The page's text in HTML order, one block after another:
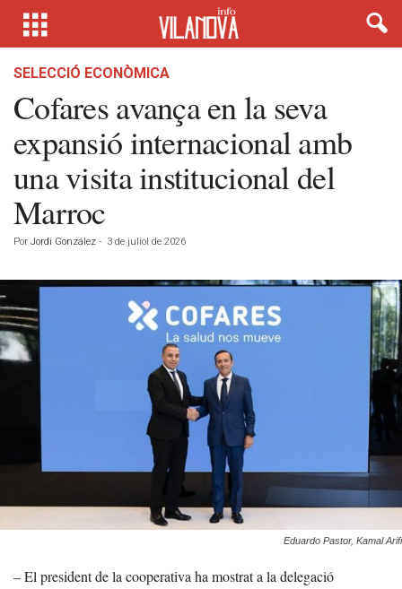
SELECCIÓ ECONÒMICA
Cofares avança en la seva
expansió internacional amb
una visita institucional del
Marroc
Por Jordi González - 3 de juliol de 2026
Eduardo Pastor, Kamal Arifi
– El president de la cooperativa ha mostrat a la delegació